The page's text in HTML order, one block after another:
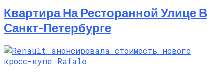
Квартира На Ресторанной Улице В
Санкт-Петербурге